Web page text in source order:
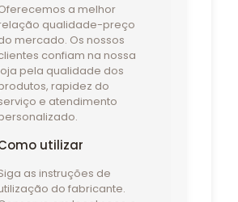
a melhor
qualidade-preço
mercado. Os nossos
confiam na nossa
pela qualidade dos
rapidez do
e atendimento
utilizar
as instruções de
do fabricante.